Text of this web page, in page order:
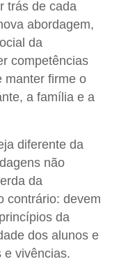
trás de cada
abordagem,
da
competências
manter firme o
a família e a
diferente da
não
da
contrário: devem
da
dos alunos e
e vivências.